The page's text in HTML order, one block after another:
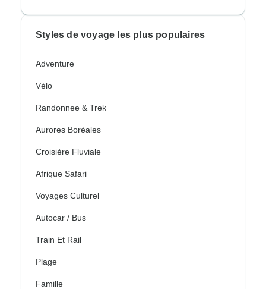
Styles de voyage les plus populaires
Adventure
Vélo
Randonnee & Trek
Aurores Boréales
Croisière Fluviale
Afrique Safari
Voyages Culturel
Autocar / Bus
Train Et Rail
Plage
Famille